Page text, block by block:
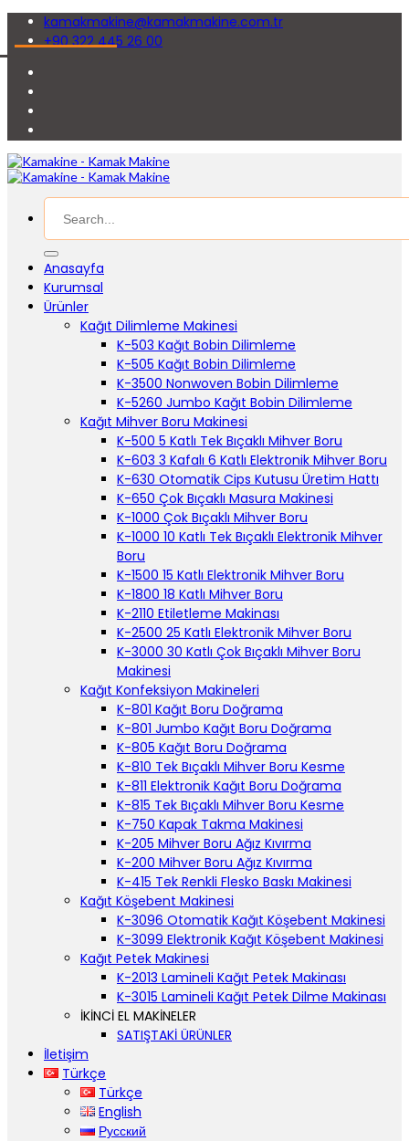
kamakmakine@kamakmakine.com.tr
+90 322 445 26 00
Anasayfa
Kurumsal
Ürünler
Kağıt Dilimleme Makinesi
K-503 Kağıt Bobin Dilimleme
K-505 Kağıt Bobin Dilimleme
K-3500 Nonwoven Bobin Dilimleme
K-5260 Jumbo Kağıt Bobin Dilimleme
Kağıt Mihver Boru Makinesi
K-500 5 Katlı Tek Bıçaklı Mihver Boru
K-603 3 Kafalı 6 Katlı Elektronik Mihver Boru
K-630 Otomatik Cips Kutusu Üretim Hattı
K-650 Çok Bıçaklı Masura Makinesi
K-1000 Çok Bıçaklı Mihver Boru
K-1000 10 Katlı Tek Bıçaklı Elektronik Mihver
Boru
K-1500 15 Katlı Elektronik Mihver Boru
K-1800 18 Katlı Mihver Boru
K-2110 Etiletleme Makinası
K-2500 25 Katlı Elektronik Mihver Boru
K-3000 30 Katlı Çok Bıçaklı Mihver Boru
Makinesi
Kağıt Konfeksiyon Makineleri
K-801 Kağıt Boru Doğrama
K-801 Jumbo Kağıt Boru Doğrama
K-805 Kağıt Boru Doğrama
K-810 Tek Bıçaklı Mihver Boru Kesme
K-811 Elektronik Kağıt Boru Doğrama
K-815 Tek Bıçaklı Mihver Boru Kesme
K-750 Kapak Takma Makinesi
K-205 Mihver Boru Ağız Kıvırma
K-200 Mihver Boru Ağız Kıvırma
K-415 Tek Renkli Flesko Baskı Makinesi
Kağıt Köşebent Makinesi
K-3096 Otomatik Kağıt Köşebent Makinesi
K-3099 Elektronik Kağıt Köşebent Makinesi
Kağıt Petek Makinesi
K-2013 Lamineli Kağıt Petek Makinası
K-3015 Lamineli Kağıt Petek Dilme Makinası
İKİNCİ EL MAKİNELER
SATIŞTAKİ ÜRÜNLER
İletişim
Türkçe
Türkçe
English
Русский